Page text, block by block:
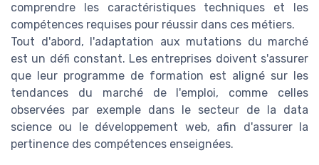
comprendre les caractéristiques techniques et les
compétences requises pour réussir dans ces métiers.
Tout d'abord, l'adaptation aux mutations du marché
est un défi constant. Les entreprises doivent s'assurer
que leur programme de formation est aligné sur les
tendances du marché de l'emploi, comme celles
observées par exemple dans le secteur de la data
science ou le développement web, afin d'assurer la
pertinence des compétences enseignées.